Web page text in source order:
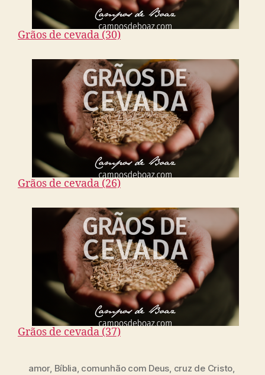
Grãos de cevada (30)
Grãos de cevada (26)
Grãos de cevada (37)
amor, Bíblia, comunhão com Deus, cruz de Cristo,